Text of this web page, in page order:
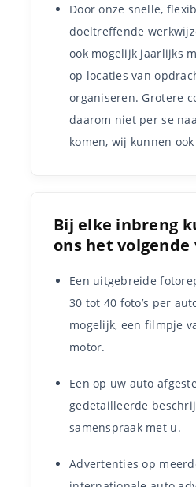
Door onze snelle,
doeltreffende
ook mogelijk jaarlijks
op locaties van
organiseren. Grotere
daarom niet per se
komen, wij kunnen
Bij elke inbreng
ons het
Een uitgebreide
30 tot 40 foto’s per
mogelijk, een filmpje
motor.
Een op uw auto
gedetailleerde
samenspraak met u.
Advertenties op